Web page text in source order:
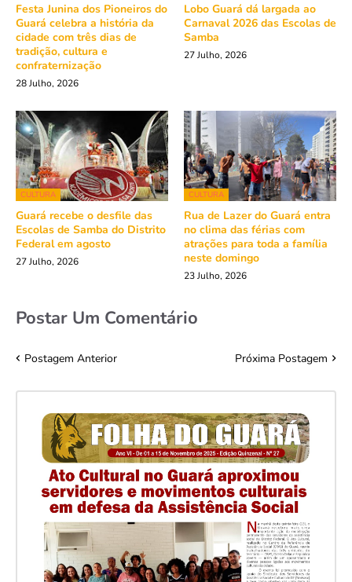
Festa Junina dos Pioneiros do
Guará celebra a história da
cidade com três dias de
tradição, cultura e
confraternização
28 Julho, 2026
Lobo Guará dá largada ao
Carnaval 2026 das Escolas de
Samba
27 Julho, 2026
CULTURA
Guará recebe o desfile das
Escolas de Samba do Distrito
Federal em agosto
27 Julho, 2026
CULTURA
Rua de Lazer do Guará entra
no clima das férias com
atrações para toda a família
neste domingo
23 Julho, 2026
Postar Um Comentário
Postagem Anterior Próxima Postagem